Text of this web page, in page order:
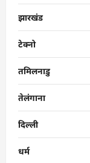
झारखंड
टेक्नो
तमिलनाडु
तेलंगाना
दिल्ली
धर्म